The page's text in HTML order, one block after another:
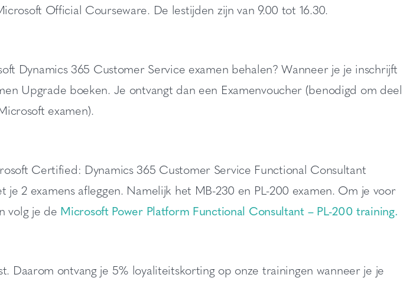
Official Courseware. De lestijden zijn van 9.00 tot 16.30.
Dynamics 365 Customer Service examen behalen? Wanneer je je inschrijft
Upgrade boeken. Je ontvangt dan een Examenvoucher (benodigd om deel
examen).
Certified: Dynamics 365 Customer Service Functional Consultant
je 2 examens afleggen. Namelijk het MB-230 en PL-200 examen. Om je voor
volg je de Microsoft Power Platform Functional Consultant – PL-200 training.
Daarom ontvang je 5% loyaliteitskorting op onze trainingen wanneer je je